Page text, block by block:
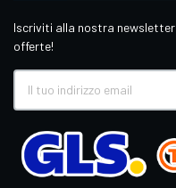
Iscriviti alla nostra
offerte!